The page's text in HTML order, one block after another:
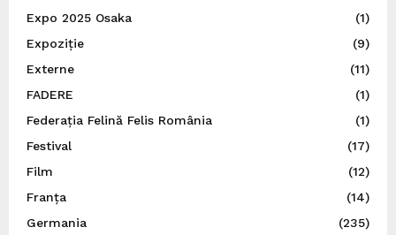
Expo 2025 Osaka
(1)
Expoziție
(9)
Externe
(11)
FADERE
(1)
Federația Felină Felis România
(1)
Festival
(17)
Film
(12)
Franța
(14)
Germania
(235)